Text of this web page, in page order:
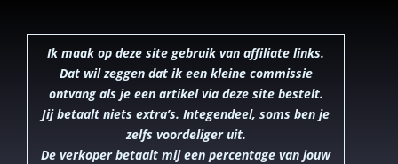
Ik maak op deze site gebruik van affiliate links.
Dat wil zeggen dat ik een kleine commissie
ontvang als je een artikel via deze site bestelt.
Jij betaalt niets extra’s. Integendeel, soms ben je
zelfs voordeliger uit.
De verkoper betaalt mij een percentage van jouw